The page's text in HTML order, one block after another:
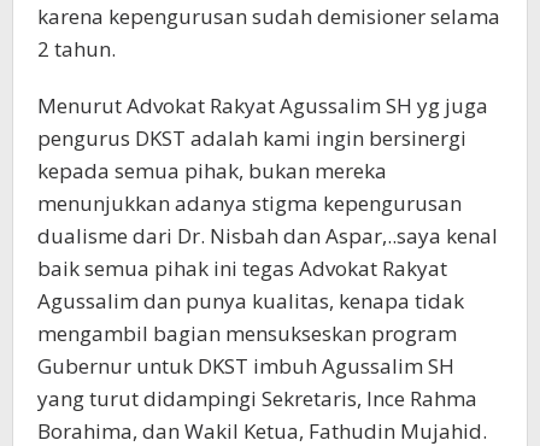
karena kepengurusan sudah demisioner selama
2 tahun.
Menurut Advokat Rakyat Agussalim SH yg juga
pengurus DKST adalah kami ingin bersinergi
kepada semua pihak, bukan mereka
menunjukkan adanya stigma kepengurusan
dualisme dari Dr. Nisbah dan Aspar,..saya kenal
baik semua pihak ini tegas Advokat Rakyat
Agussalim dan punya kualitas, kenapa tidak
mengambil bagian mensukseskan program
Gubernur untuk DKST imbuh Agussalim SH
yang turut didampingi Sekretaris, Ince Rahma
Borahima, dan Wakil Ketua, Fathudin Mujahid.